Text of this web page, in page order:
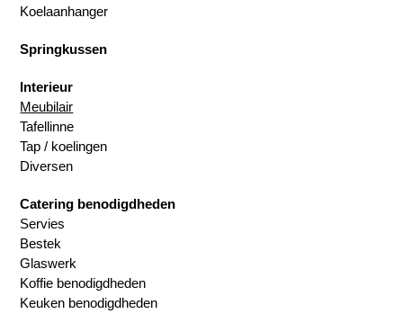
Koelaanhanger
Springkussen
Interieur
Meubilair
Tafellinne
Tap / koelingen
Diversen
Catering benodigdheden
Servies
Bestek
Glaswerk
Koffie benodigdheden
Keuken benodigdheden